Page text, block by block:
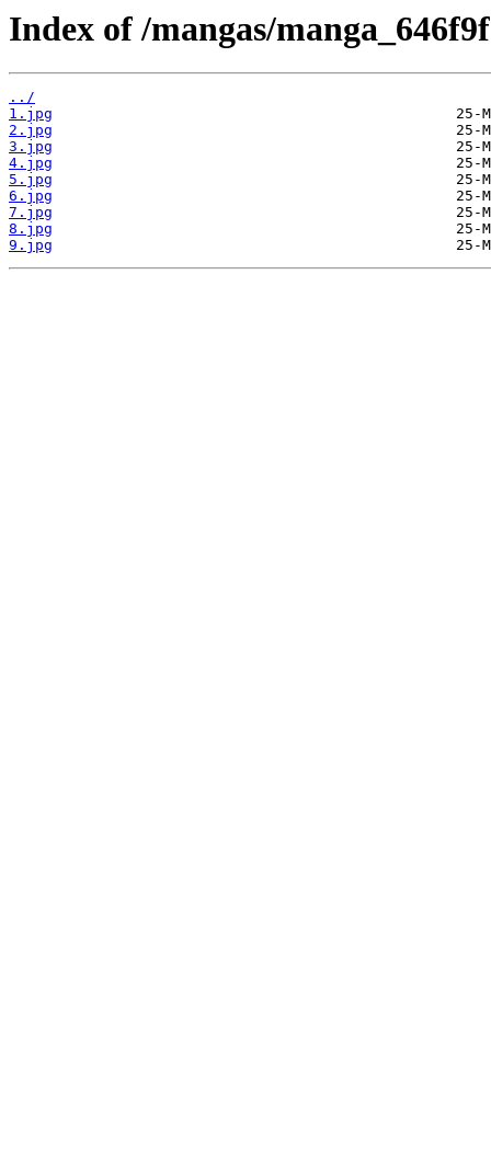
Index of /mangas/
../
1.jpg
2.jpg
3.jpg
4.jpg
5.jpg
6.jpg
7.jpg
8.jpg
9.jpg